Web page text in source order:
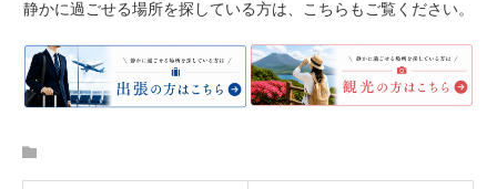
静かに過ごせる場所を探している方は、こちらもご覧ください。